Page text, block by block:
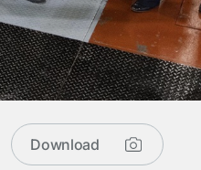
Download